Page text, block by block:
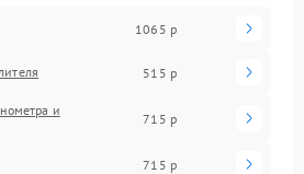
1065 р
515 р
и
715 р
715 р